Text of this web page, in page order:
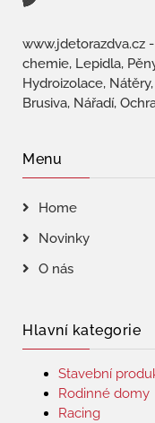
www.jdetorazdva.cz
chemie, Lepidla,
Hydroizolace,
Brusiva, Nářadí,
Menu
Home
Novinky
O nás
Hlavní kategorie
Stavební
Rodinné domy
Racing